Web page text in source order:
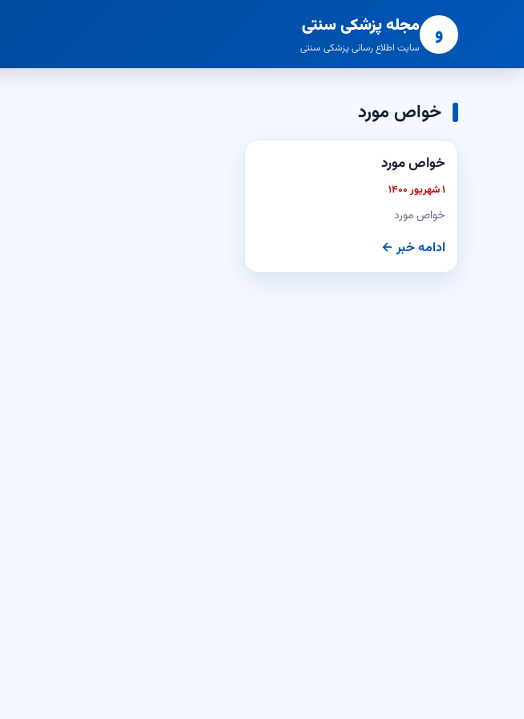
و مجله پزشکی سنتی
سایت اطلاع رسانی پزشکی سنتی
خواص مورد
خواص مورد
۱ شهریور ۱۴۰۰
خواص مورد
ادامه خبر ←